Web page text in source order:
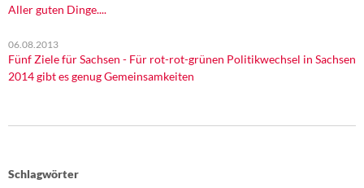
Aller guten Dinge....
06.08.2013
Fünf Ziele für Sachsen - Für rot-rot-grünen Politikwechsel in Sachsen
2014 gibt es genug Gemeinsamkeiten
Schlagwörter